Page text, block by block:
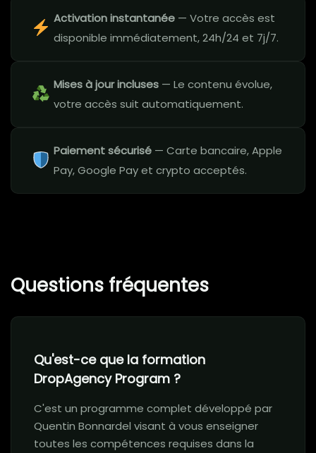
Activation instantanée — Votre accès est
disponible immédiatement, 24h/24 et 7j/7.
Mises à jour incluses — Le contenu évolue,
votre accès suit automatiquement.
Paiement sécurisé — Carte bancaire, Apple
Pay, Google Pay et crypto acceptés.
Questions fréquentes
Qu'est-ce que la formation
DropAgency Program ?
C'est un programme complet développé par
Quentin Bonnardel visant à vous enseigner
toutes les compétences requises dans la